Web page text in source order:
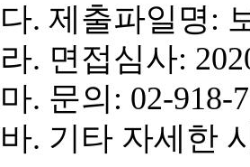
다. 제출파일명:
라. 면접심사:
마. 문의: 02-918-
바. 기타 자세한